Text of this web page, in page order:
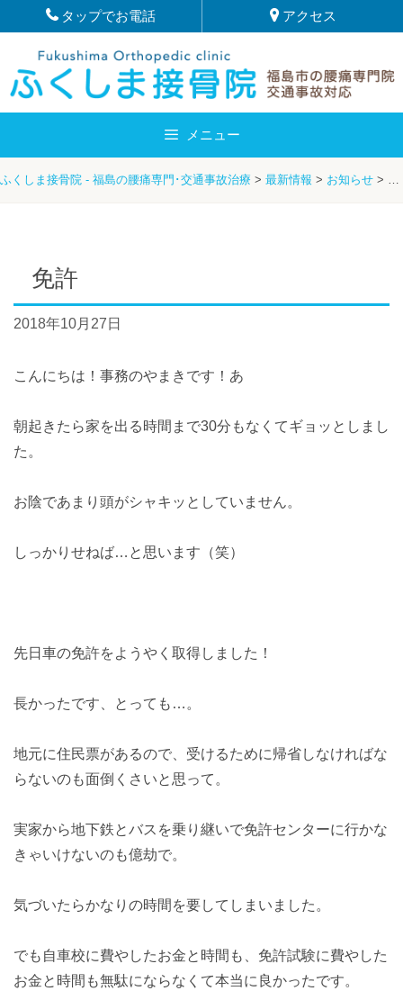
to
content
タップでお電話 アクセス
メニュー
ふくしま接骨院 - 福島の腰痛専門･交通事故治療 > 最新情報 > お知らせ > や
免許
2018年10月27日
こんにちは！事務のやまきです！あ
朝起きたら家を出る時間まで30分もなくてギョッとしまし
た。
お陰であまり頭がシャキッとしていません。
しっかりせねば…と思います（笑）
先日車の免許をようやく取得しました！
長かったです、とっても…。
地元に住民票があるので、受けるために帰省しなければな
らないのも面倒くさいと思って。
実家から地下鉄とバスを乗り継いで免許センターに行かな
きゃいけないのも億劫で。
気づいたらかなりの時間を要してしまいました。
でも自車校に費やしたお金と時間も、免許試験に費やした
お金と時間も無駄にならなくて本当に良かったです。